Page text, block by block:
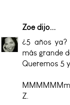
Zoedijo...
¿5 años ya?
más grande
Queremos 5
Z.